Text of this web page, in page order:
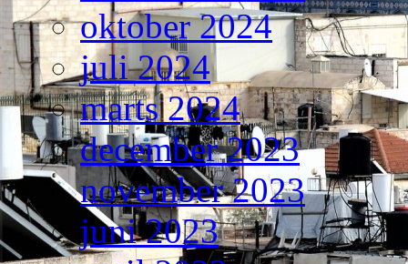
oktober 2024
juli 2024
marts 2024
december 2023
november 2023
juni 2023